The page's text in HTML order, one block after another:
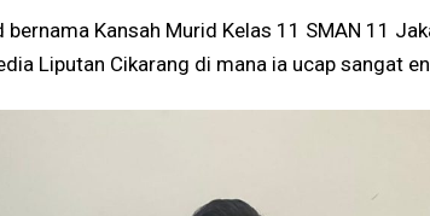
Kansah Murid Kelas 11 SMAN 11
Liputan Cikarang di mana ia ucap sangat